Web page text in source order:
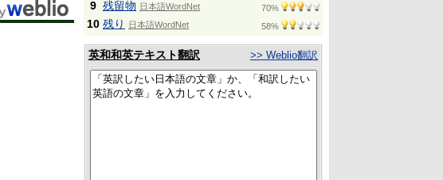
9 残留物 日本語WordNet 70%
10 残り 日本語WordNet 58%
英和和英テキスト翻訳 >> Weblio翻訳